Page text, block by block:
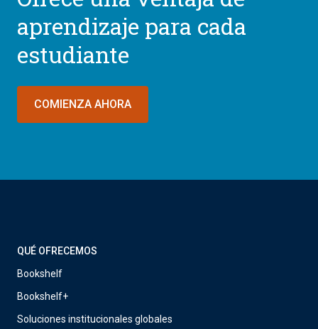
aprendizaje para cada
estudiante
COMIENZA AHORA
QUÉ OFRECEMOS
Bookshelf
Bookshelf+
Soluciones institucionales globales